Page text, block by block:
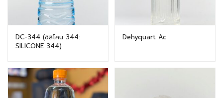
DC-344 (ซิลิโคน 344:
SILICONE 344)
Dehyquart Ac